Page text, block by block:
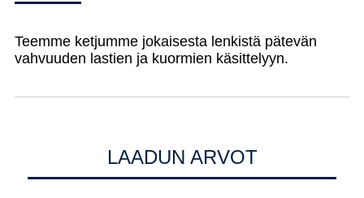
Teemme ketjumme jokaisesta lenkistä pätevän
vahvuuden lastien ja kuormien käsittelyyn.
LAADUN ARVOT